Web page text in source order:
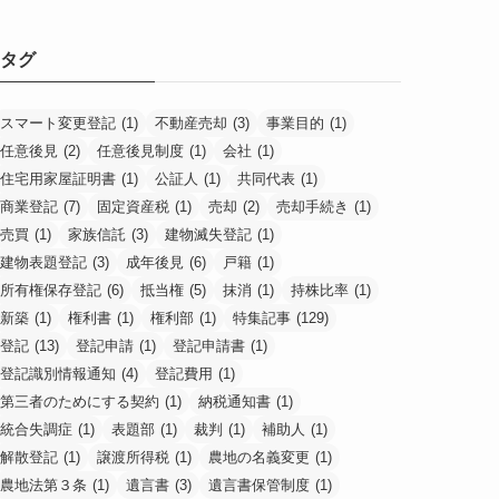
タグ
スマート変更登記 (1) 不動産売却 (3) 事業目的 (1)
任意後見 (2) 任意後見制度 (1) 会社 (1)
住宅用家屋証明書 (1) 公証人 (1) 共同代表 (1)
商業登記 (7) 固定資産税 (1) 売却 (2) 売却手続き (1)
売買 (1) 家族信託 (3) 建物滅失登記 (1)
建物表題登記 (3) 成年後見 (6) 戸籍 (1)
所有権保存登記 (6) 抵当権 (5) 抹消 (1) 持株比率 (1)
新築 (1) 権利書 (1) 権利部 (1) 特集記事 (129)
登記 (13) 登記申請 (1) 登記申請書 (1)
登記識別情報通知 (4) 登記費用 (1)
第三者のためにする契約 (1) 納税通知書 (1)
統合失調症 (1) 表題部 (1) 裁判 (1) 補助人 (1)
解散登記 (1) 譲渡所得税 (1) 農地の名義変更 (1)
農地法第３条 (1) 遺言書 (3) 遺言書保管制度 (1)